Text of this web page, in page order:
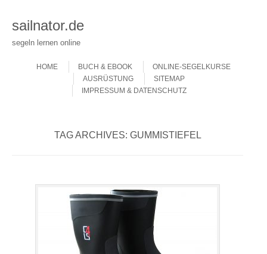
sailnator.de
segeln lernen online
MenuHOME
BUCH & EBOOK
ONLINE-SEGELKURSE
AUSRÜSTUNG
SITEMAP
IMPRESSUM & DATENSCHUTZ
TAG ARCHIVES: GUMMISTIEFEL